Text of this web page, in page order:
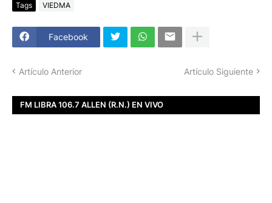
Tags VIEDMA
Facebook
Artículo Anterior Artículo Siguiente
FM LIBRA 106.7 ALLEN (R.N.) EN VIVO